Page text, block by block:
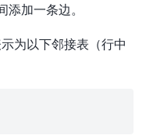
加一条边。
为以下邻接表（行中